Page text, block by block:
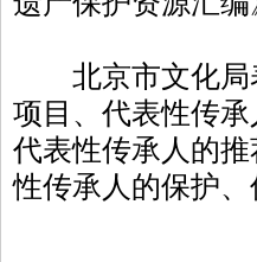
北京市文化局表
项目、代表性传
代表性传承人的
性传承人的保护